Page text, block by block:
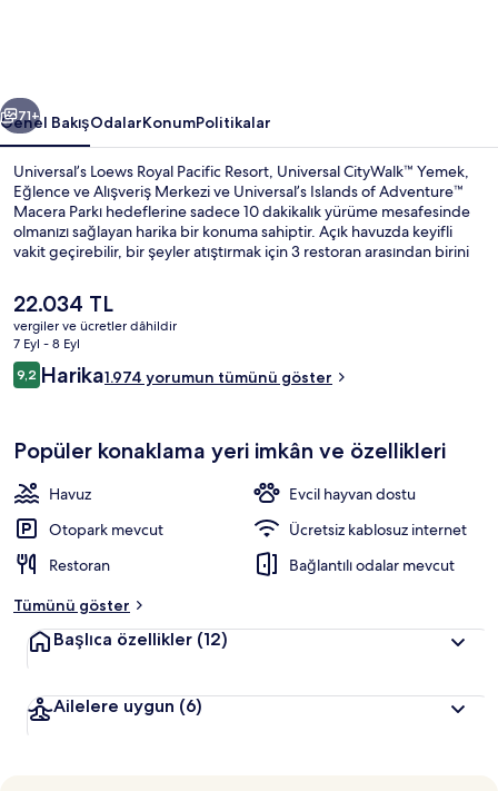
Sonraki
71+
Genel BakışOdalarKonumPolitikalar
Universal’s Loews Royal Pacific Resort, Universal CityWalk™ Yemek,
Eğlence ve Alışveriş Merkezi ve Universal’s Islands of Adventure™
Macera Parkı hedeflerine sadece 10 dakikalık yürüme mesafesinde
olmanızı sağlayan harika bir konuma sahiptir. Açık havuzda keyifli
vakit geçirebilir, bir şeyler atıştırmak için 3 restoran arasından birini
gevşeyebilirsiniz. Havuz kenarı barı, spor salonu ve sauna diğer öne
çıkan özellikler arasındadır. Misafirler havuz ve yardıma hazır
personel ile ilgili harika yorumlarda bulunuyor.
Şu
anki
fiyat
22.034 TL
22.034 TL
vergiler ve ücretler dâhildir
7 Eyl - 8 Eyl
Yorumlar
9,29,2/10
Harika1.974 yorumun tümünü göster
Popüler konaklama yeri imkân ve özellikleri
Havuz
Evcil hayvan dostu
Otopark mevcut
Ücretsiz kablosuz internet
Restoran
Bağlantılı odalar mevcut
Tümünü göster
Başlıca özellikler (12)
Ailelere uygun (6)